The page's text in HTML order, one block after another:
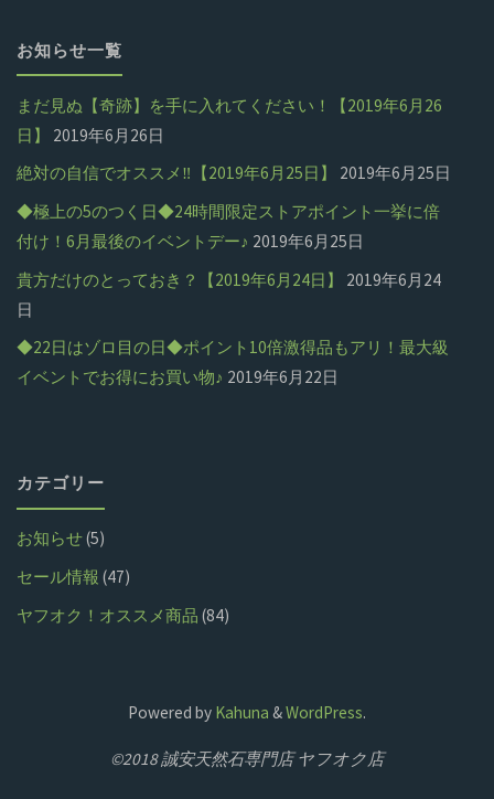
お知らせ一覧
まだ見ぬ【奇跡】を手に入れてください！【2019年6月26
日】
2019年6月26日
絶対の自信でオススメ‼【2019年6月25日】
2019年6月25日
◆極上の5のつく日◆24時間限定ストアポイント一挙に倍
付け！6月最後のイベントデー♪ 2019年6月25日
貴方だけのとっておき？【2019年6月24日】
2019年6月24
日
◆22日はゾロ目の日◆ポイント10倍激得品もアリ！最大級
イベントでお得にお買い物♪ 2019年6月22日
カテゴリー
お知らせ(5)
セール情報 (47)
ヤフオク！オススメ商品 (84)
Powered by Kahuna &WordPress.
©2018 誠安天然石専門店 ヤフオク店